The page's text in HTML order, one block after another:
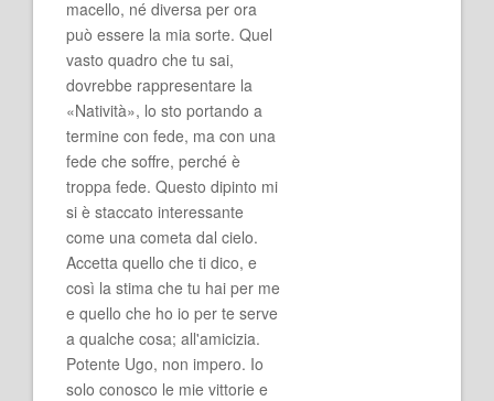
macello, né diversa per ora
può essere la mia sorte. Quel
vasto quadro che tu sai,
dovrebbe rappresentare la
«Natività», lo sto portando a
termine con fede, ma con una
fede che soffre, perché è
troppa fede. Questo dipinto mi
si è staccato interessante
come una cometa dal cielo.
Accetta quello che ti dico, e
così la stima che tu hai per me
e quello che ho io per te serve
a qualche cosa; all'amicizia.
Potente Ugo, non impero. Io
solo conosco le mie vittorie e